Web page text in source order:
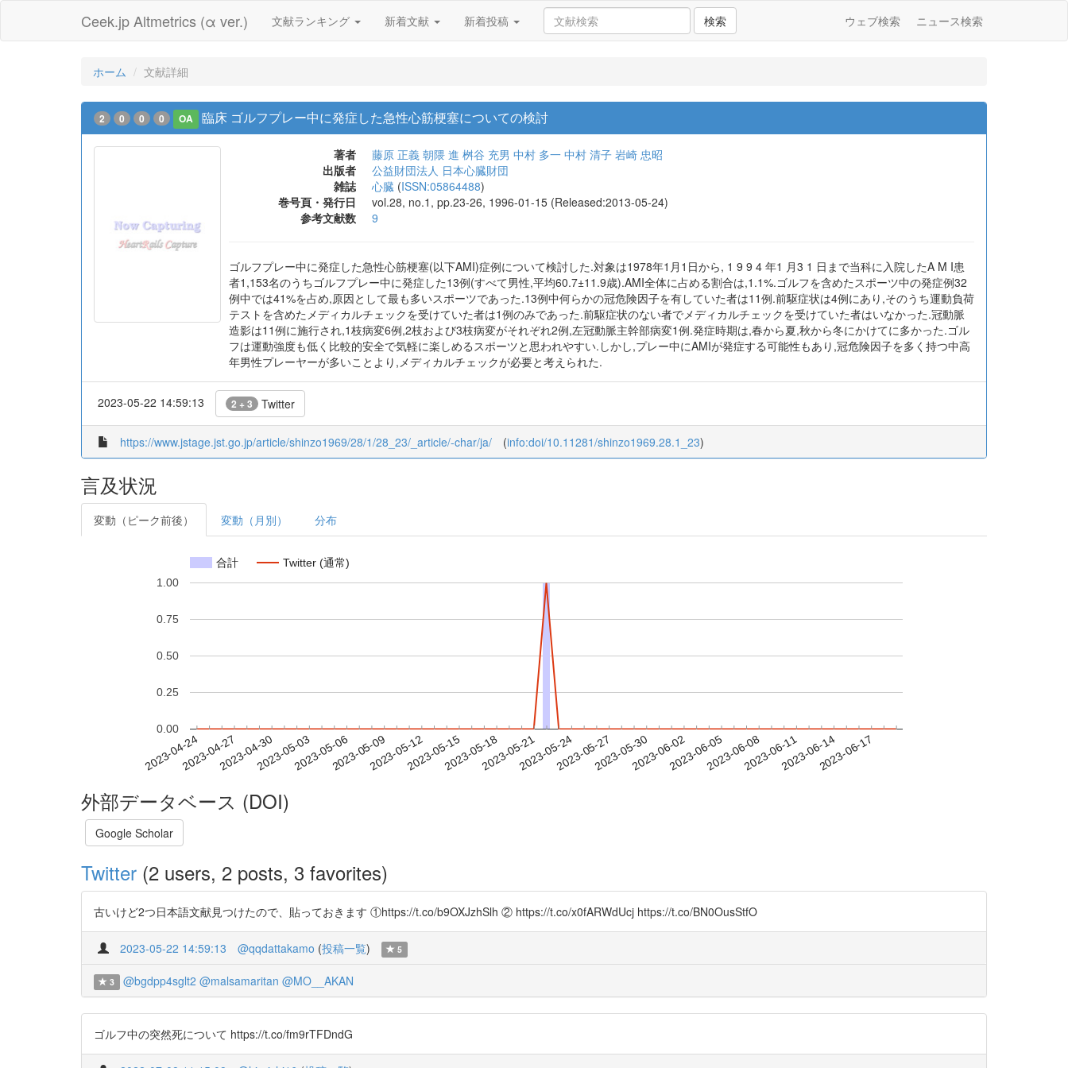
Ceek.jp Altmetrics (α ver.) 文献ランキング 新着文献 新着投稿 検索 ウェブ検索 ニュース検索
ホーム 文献詳細
2 0 0 0 OA 臨床 ゴルフプレー中に発症した急性心筋梗塞についての検討
著者 藤原 正義 朝隈 進 桝谷 充男 中村 多一 中村 清子 岩崎 忠昭
出版者
公益財団法人 日本心臓財団
雑誌
心臓 (ISSN:05864488)
巻号頁・発行日
vol.28, no.1, pp.23-26, 1996-01-15 (Released:2013-05-24)
参考文献数
9
ゴルフプレー中に発症した急性心筋梗塞(以下AMI)症例について検討した.対象は1978年1月1日から, 1 9 9 4 年1 月3 1 日まで当科に入院したA M I患
者1,153名のうちゴルフプレー中に発症した13例(すべて男性,平均60.7±11.9歳).AMI全体に占める割合は,1.1%.ゴルフを含めたスポーツ中の発症例32
例中では41%を占め,原因として最も多いスポーツであった.13例中何らかの冠危険因子を有していた者は11例.前駆症状は4例にあり,そのうち運動負荷
テストを含めたメディカルチェックを受けていた者は1例のみであった.前駆症状のない者でメディカルチェックを受けていた者はいなかった.冠動脈
造影は11例に施行され,1枝病変6例,2枝および3枝病変がそれぞれ2例,左冠動脈主幹部病変1例.発症時期は,春から夏,秋から冬にかけてに多かった.ゴル
フは運動強度も低く比較的安全で気軽に楽しめるスポーツと思われやすい.しかし,プレー中にAMIが発症する可能性もあり,冠危険因子を多く持つ中高
年男性プレーヤーが多いことより,メディカルチェックが必要と考えられた.
2023-05-22 14:59:13 2 + 3 Twitter
https://www.jstage.jst.go.jp/article/shinzo1969/28/1/28_23/_article/-char/ja/ (info:doi/10.11281/shinzo1969.28.1_23)
言及状況
変動（ピーク前後） 変動（月別） 分布
合計 Twitter (通常)
2023-04-242023-04-272023-04-302023-05-032023-05-062023-05-092023-05-122023-05-152023-05-182023-05-212023-05-242023-05-272023-05-302023-06-022023-06-052023-06-082023-06-112023-06-142023-06-17
0.00
0.25
0.50
0.75
1.00
外部データベース (DOI)
Google Scholar
Twitter (2 users, 2 posts, 3 favorites)
古いけど2つ日本語文献見つけたので、貼っておきます ①https://t.co/b9OXJzhSlh ② https://t.co/x0fARWdUcj https://t.co/BN0OusStfO
2023-05-22 14:59:13 @qqdattakamo (投稿一覧) 5
3 @bgdpp4sglt2 @malsamaritan @MO__AKAN
ゴルフ中の突然死について https://t.co/fm9rTFDndG